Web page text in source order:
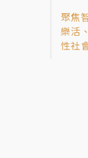
聚焦
樂活
性社